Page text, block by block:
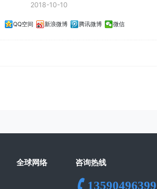
2018-10-10
QQ空间 新浪微博 腾讯微博 微信
全球网络 咨询热线
13590496399